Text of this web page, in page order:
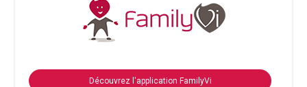
Découvrez l'application FamilyVi